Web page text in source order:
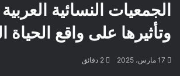
الجمعيات النسائية
وتأثيرها على واقع الحياة
17 مارس، 2025